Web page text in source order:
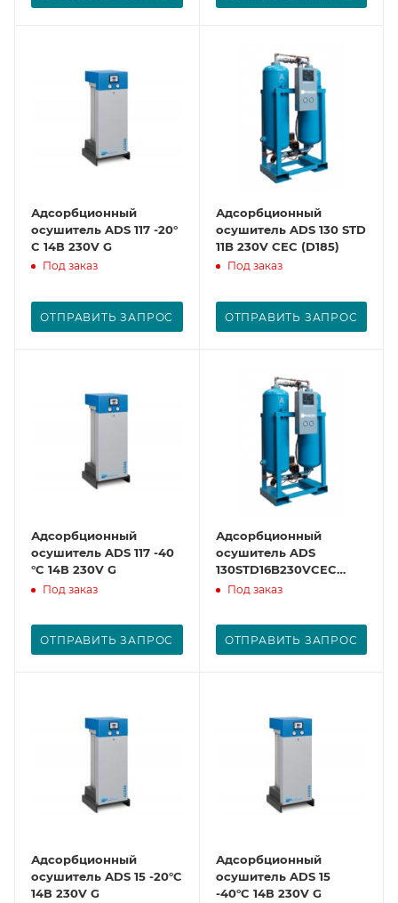
Адсорбционный
осушитель ADS 117 -20°
C 14В 230V G
Под заказ
ОТПРАВИТЬ ЗАПРОС
Адсорбционный
осушитель ADS 130 STD
11B 230V CEC (D185)
Под заказ
ОТПРАВИТЬ ЗАПРОС
Адсорбционный
осушитель ADS 117 -40
°C 14В 230V G
Под заказ
ОТПРАВИТЬ ЗАПРОС
Адсорбционный
осушитель ADS
130STD16B230VCEC
(D185)
Под заказ
ОТПРАВИТЬ ЗАПРОС
Адсорбционный
осушитель ADS 15 -20°C
14В 230V G
Адсорбционный
осушитель ADS 15
-40°C 14В 230V G